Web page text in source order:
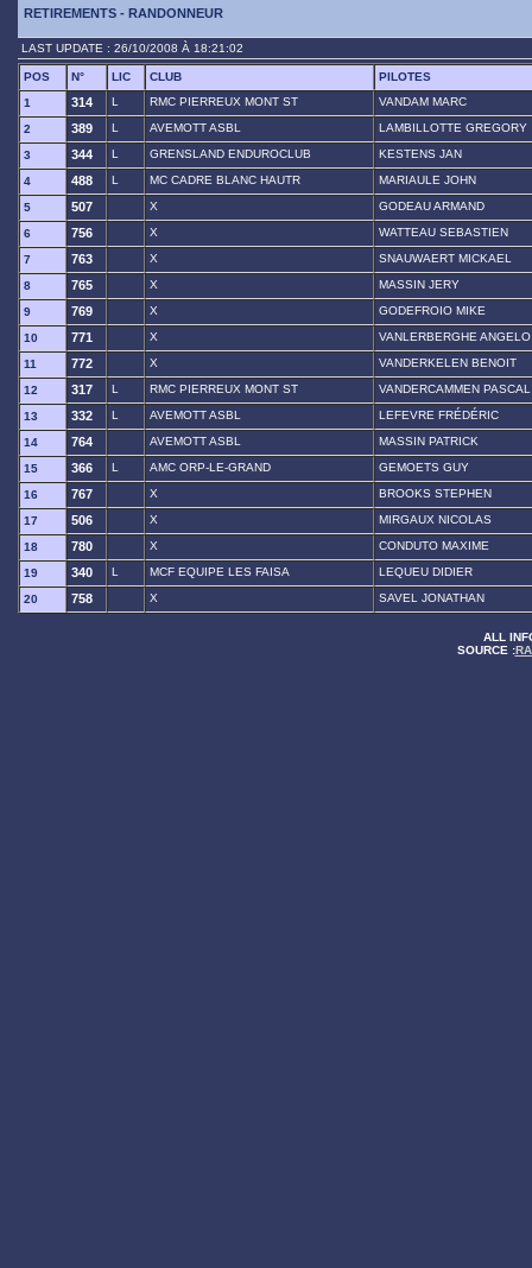
RETIREMENTS - RANDONNEUR
LAST UPDATE : 26/10/2008 À 18:21:02
POS N° LIC CLUB
PILOTES
1
314 L RMC PIERREUX MONT ST VANDAM MARC
2 389 L AVEMOTT ASBL LAMBILLOTTE GREGORY
3 344 L GRENSLAND ENDUROCLUB KESTENS JAN
4 488 L MC CADRE BLANC HAUTR MARIAULE JOHN
5 507 X GODEAU ARMAND
6 756 X WATTEAU SEBASTIEN
7 763 X SNAUWAERT MICKAEL
8 765 X MASSIN JERY
9 769 X GODEFROIO MIKE
10 771 X VANLERBERGHE ANGELO
11 772 X VANDERKELEN BENOIT
12 317 L RMC PIERREUX MONT ST VANDERCAMMEN PASCAL
13 332 L AVEMOTT ASBL LEFEVRE FRÉDÉRIC
14 764 AVEMOTT ASBL MASSIN PATRICK
15 366 L AMC ORP-LE-GRAND GEMOETS GUY
16 767 X BROOKS STEPHEN
17 506 X MIRGAUX NICOLAS
18 780 X CONDUTO MAXIME
19 340 L MCF EQUIPE LES FAISA LEQUEU DIDIER
20 758 X SAVEL JONATHAN
ALL
SOURCE :